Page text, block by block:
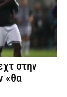
στην
«θα